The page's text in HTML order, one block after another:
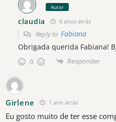
Autor
claudia 6 anos atrás
Reply to Fabiana
Obrigada querida Fabiana!
0 Responder
Girlene 1 ano atrás
Eu gosto muito de ter esse